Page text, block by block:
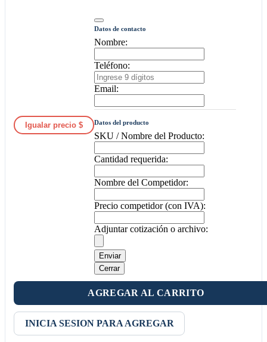
Igualar precio $
Datos de contacto
Nombre:
Teléfono:
Email:
Datos del producto
SKU / Nombre del Producto:
Cantidad requerida:
Nombre del Competidor:
Precio competidor (con IVA):
Adjuntar cotización o archivo:
Enviar
Cerrar
AGREGAR AL CARRITO
INICIA SESION PARA AGREGAR